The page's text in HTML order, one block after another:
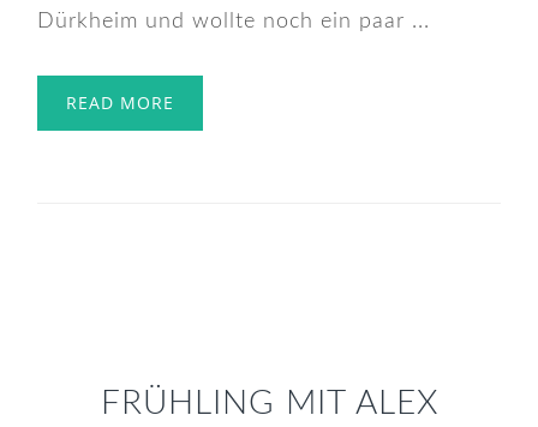
Dürkheim und wollte noch ein paar ...
READ MORE
FRÜHLING MIT ALEX